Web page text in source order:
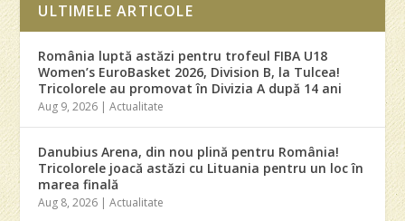
ULTIMELE ARTICOLE
România luptă astăzi pentru trofeul FIBA U18
Women’s EuroBasket 2026, Division B, la Tulcea!
Tricolorele au promovat în Divizia A după 14 ani
Aug 9, 2026 |Actualitate
Danubius Arena, din nou plină pentru România!
Tricolorele joacă astăzi cu Lituania pentru un loc în
marea finală
Aug 8, 2026 |Actualitate